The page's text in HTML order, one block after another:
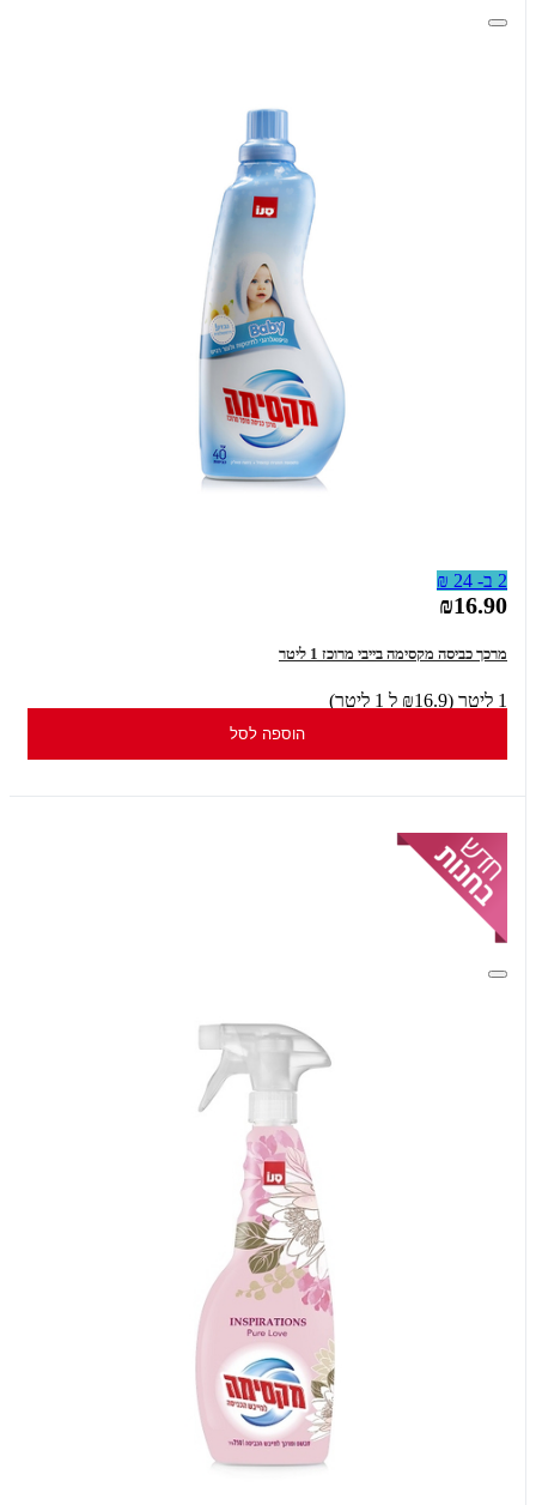
2 ב- 24 ₪
₪16.90
מרכך כביסה מקסימה בייבי מרוכז 1 ליטר
1 ליטר (₪16.9 ל 1 ליטר)
הוספה לסל